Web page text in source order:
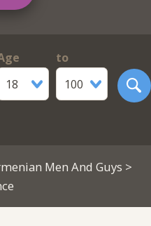
18
to
100
Men And Guys >